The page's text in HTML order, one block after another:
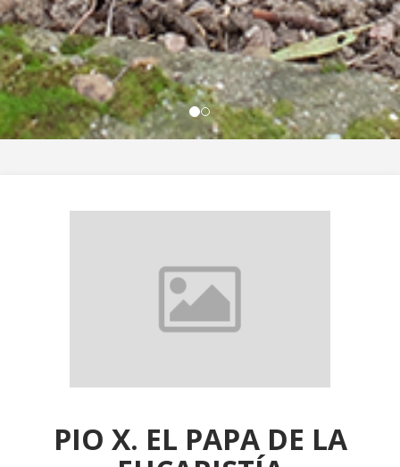
PIO X. EL PAPA DE LA